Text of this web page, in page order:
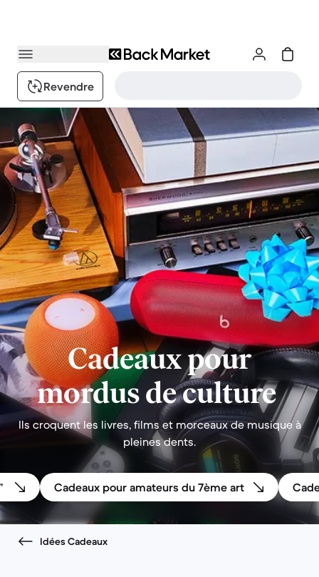
Revendre
Cadeaux pour
mordus de culture
Ils croquent les livres, films et morceaux de musique à
pleines dents.
Cadeaux pour amateurs du 7ème art
Idées Cadeaux